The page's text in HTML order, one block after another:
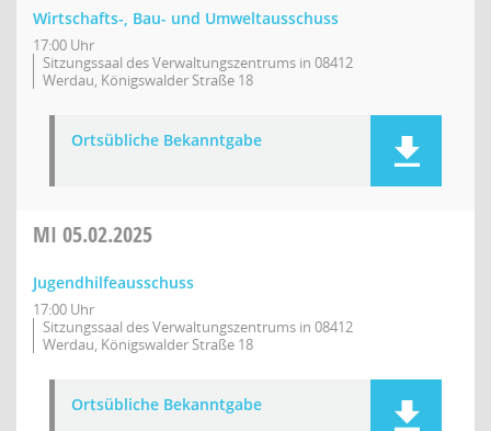
Wirtschafts-, Bau- und Umweltausschuss
17:00 Uhr
Sitzungssaal des Verwaltungszentrums in 08412
Werdau, Königswalder Straße 18
Ortsübliche Bekanntgabe
MI 05.02.2025
Jugendhilfeausschuss
17:00 Uhr
Sitzungssaal des Verwaltungszentrums in 08412
Werdau, Königswalder Straße 18
Ortsübliche Bekanntgabe